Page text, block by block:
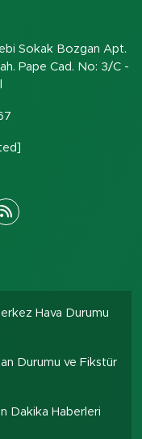
Sokak Bozgan Apt.
Pape Cad. No: 3/C -
Hava Durumu
Durumu ve Fikstür
Dakika Haberleri